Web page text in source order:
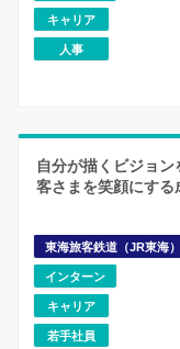
キャリア
人事
自分が描くビジョ
客さまを笑顔にする
東海旅客鉄道（JR東海）
インターン
キャリア
若手社員